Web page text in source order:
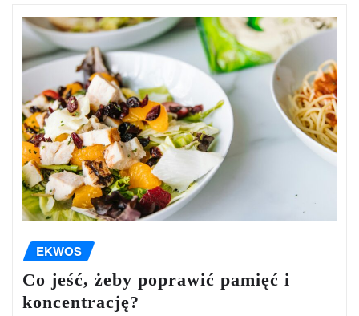
EKWOS
Co jeść, żeby poprawić pamięć i
koncentrację?